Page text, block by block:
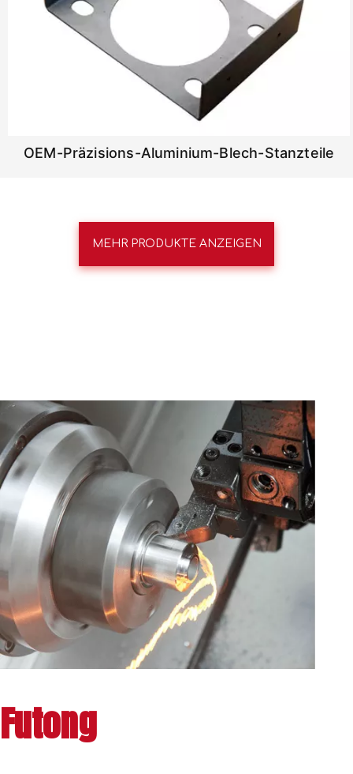
OEM-Präzisions-Aluminium-Blech-Stanzteile
MEHR PRODUKTE ANZEIGEN
Futong